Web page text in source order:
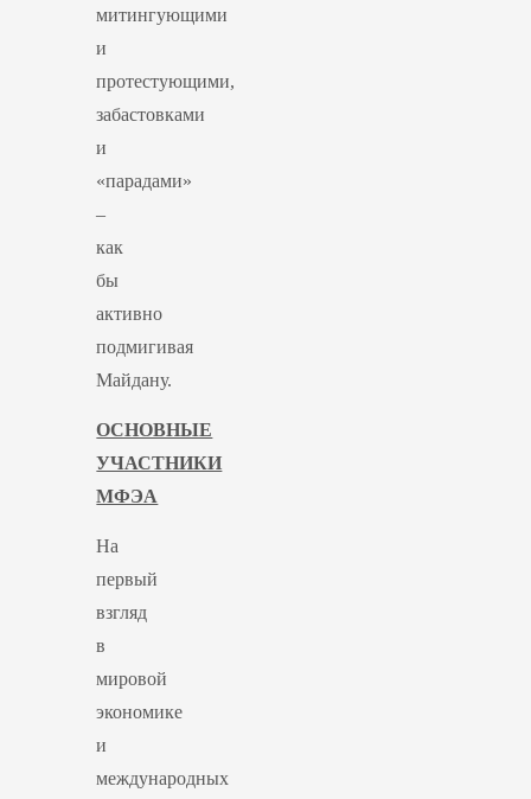
митингующими
и
протестующими,
забастовками
и
«парадами»
–
как
бы
активно
подмигивая
Майдану.
ОСНОВНЫЕ
УЧАСТНИКИ
МФЭА
На
первый
взгляд
в
мировой
экономике
и
международных